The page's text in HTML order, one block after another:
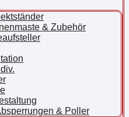
& Zubehör
& Poller